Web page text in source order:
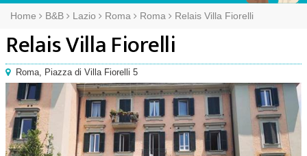
Home B&B Lazio Roma Roma Relais Villa Fiorelli
Relais Villa Fiorelli
Roma, Piazza di Villa Fiorelli 5